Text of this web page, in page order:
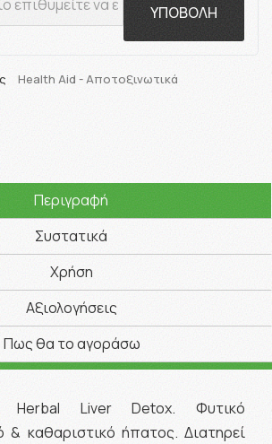
ΥΠΟΒΟΛΗ
Health Aid - Αποτοξινωτικά
Περιγραφή
Συστατικά
Χρήση
Αξιολογήσεις
Πως θα το αγοράσω
- Herbal Liver Detox. Φυτικό
& καθαριστικό ήπατος. Διατηρεί